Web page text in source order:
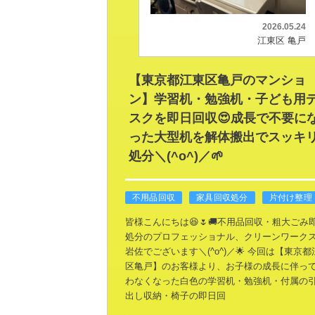
2026.05.24
江東区 亀戸
【東京都江東区亀戸のマンショ
ン】学習机・勉強机・子ども用
スクを即日回収😍成長で不要に
った大型机を解体搬出でスッキリ
処分＼(^o^)／🌱
不用品回収 家具回収処分 片付け整理
皆様こんにちは😆🌷🚚不用品回収・粗大ごみ
処分のプロフェッショナル、クリーンワーク
岩佐でございます＼(^o^)／🌟 今回は【東京都
区亀戸】のお客様より、お子様の成長に伴っ
わなくなった白色の学習机・勉強机・付属の
出し収納・椅子の即日回